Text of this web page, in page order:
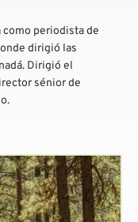
como periodista de
dirigió las
Dirigió el
sénior de